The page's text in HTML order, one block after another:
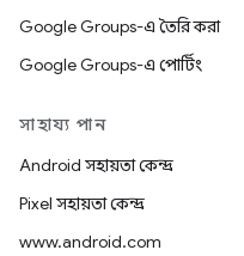
Google Groups-এ তৈরি করা
Google Groups-এ পোর্টিং
সাহায্য পান
Android সহায়তা কেন্দ্র
Pixel সহায়তা কেন্দ্র
www.android.com